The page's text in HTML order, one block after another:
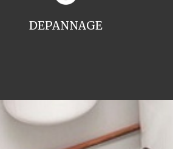
DEPANNAGE